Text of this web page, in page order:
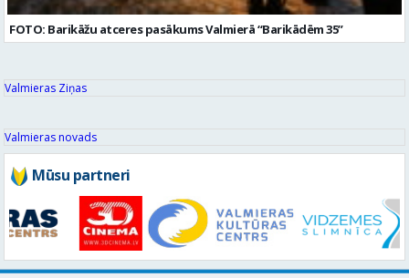
FOTO: Barikāžu atceres pasākums Valmierā “Barikādēm 35”
Valmieras Ziņas
Valmieras novads
Mūsu partneri